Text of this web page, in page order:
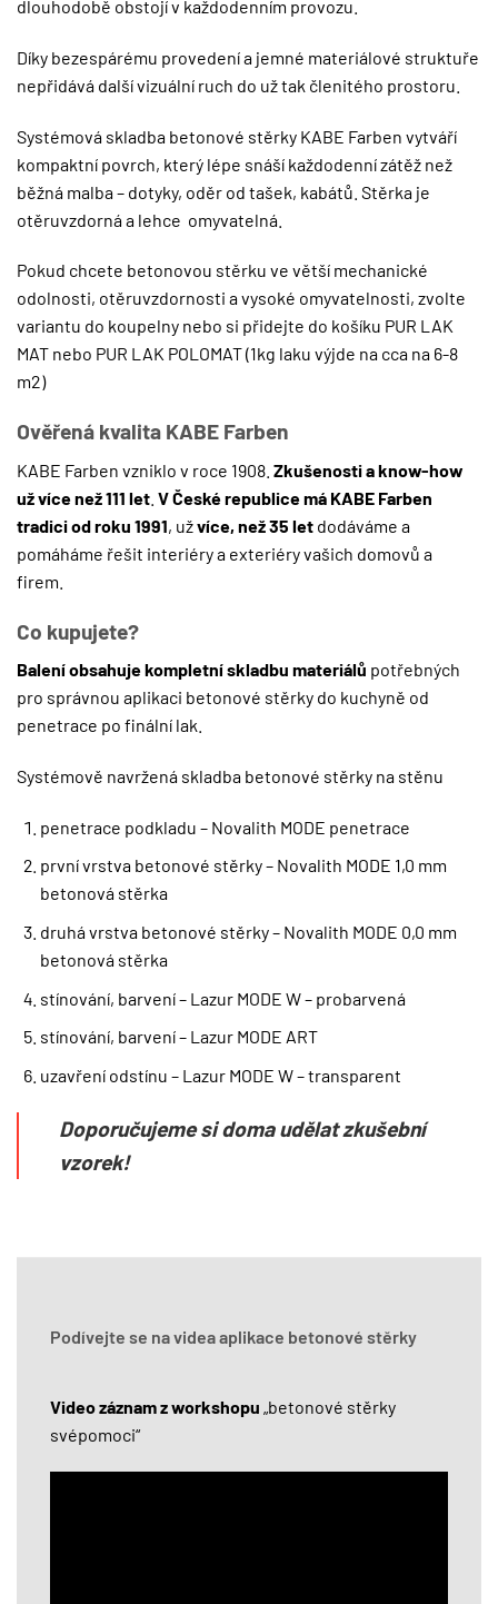
dlouhodobě obstojí v každodenním provozu.
Díky bezespárému provedení a jemné materiálové struktuře
nepřidává další vizuální ruch do už tak členitého prostoru.
Systémová skladba betonové stěrky KABE Farben vytváří
kompaktní povrch, který lépe snáší každodenní zátěž než
běžná malba – dotyky, oděr od tašek, kabátů. Stěrka je
otěruvzdorná a lehce omyvatelná.
Pokud chcete betonovou stěrku ve větší mechanické
odolnosti, otěruvzdornosti a vysoké omyvatelnosti, zvolte
variantu do koupelny nebo si přidejte do košíku PUR LAK
MAT nebo PUR LAK POLOMAT(1kg laku výjde na cca na 6-8
m2)
Ověřená kvalita KABE Farben
KABE Farben vzniklo v roce 1908. Zkušenosti a know-how
už více než 111 let V České republice má KABE Farben
tradici od roku 1991, užvíce, než 35 let dodáváme a
pomáháme řešit interiéry a exteriéry vašich domovů a
firem.
Co kupujete?
Balení obsahuje kompletní skladbu materiálů potřebných
pro správnou aplikaci betonové stěrky do kuchyně od
penetrace po finální lak.
Systémově navržená skladba betonové stěrky na stěnu
penetrace podkladu – Novalith MODE penetrace
první vrstva betonové stěrky – Novalith MODE 1,0 mm
betonová stěrka
druhá vrstva betonové stěrky – Novalith MODE 0,0 mm
betonová stěrka
stínování, barvení – Lazur MODE W – probarvená
stínování, barvení – Lazur MODE ART
uzavření odstínu – Lazur MODE W – transparent
Doporučujeme si doma udělat zkušební
vzorek!
Podívejte se na videa aplikace betonové stěrky
Video záznam z workshopu „betonové stěrky
svépomoci“